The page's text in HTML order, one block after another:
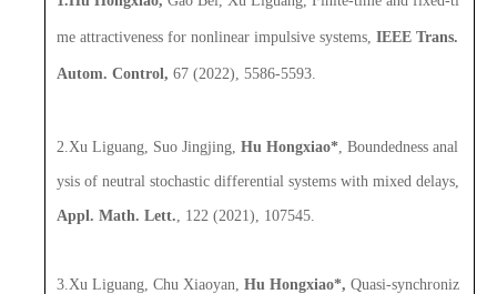
me attractiveness for nonlinear impulsive systems, IEEE Trans.
Autom. Control, 67 (2022), 5586-5593.
2.Xu Liguang, Suo Jingjing, Hu Hongxiao* , Boundedness anal
ysis of neutral stochastic differential systems with mixed delays,
Appl. Math. Lett. , 122 (2021), 107545.
3.Xu Liguang, Chu Xiaoyan, Hu Hongxiao*, Quasi-synchroniz